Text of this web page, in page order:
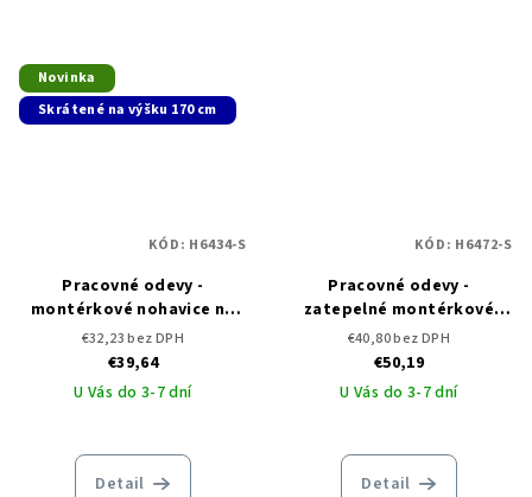
Novinka
Skrátené na výšku 170 cm
Pracovné odevy -
montérkové nohavice na
traky ARDON NEON
skrátené
€32,23 bez DPH
€39,64
U Vás do 3-7 dní
Detail
KÓD: H6434-S
Pracovné odevy -
zatepelné montérkové
nohavice na traky ARDON
NEON WINTER
€40,80 bez DPH
€50,19
U Vás do 3-7 dní
Detail
KÓD: H6472-S